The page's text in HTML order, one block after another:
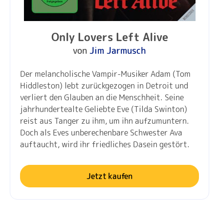
Only Lovers Left Alive
von Jim Jarmusch
Der melancholische Vampir-Musiker Adam (Tom
Hiddleston) lebt zurückgezogen in Detroit und
verliert den Glauben an die Menschheit. Seine
jahrhundertealte Geliebte Eve (Tilda Swinton)
reist aus Tanger zu ihm, um ihn aufzumuntern.
Doch als Eves unberechenbare Schwester Ava
auftaucht, wird ihr friedliches Dasein gestört.
Jetzt kaufen